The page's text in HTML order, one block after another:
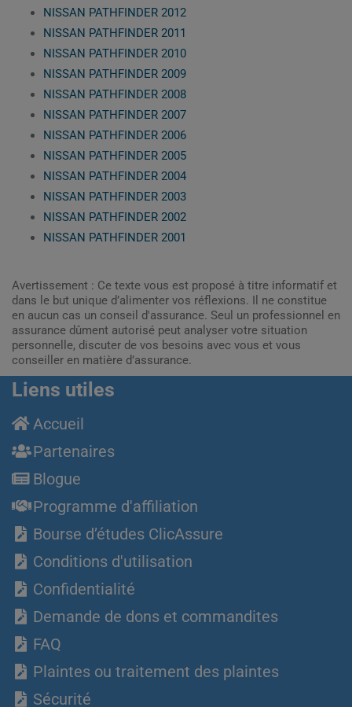
NISSAN PATHFINDER 2012
NISSAN PATHFINDER 2011
NISSAN PATHFINDER 2010
NISSAN PATHFINDER 2009
NISSAN PATHFINDER 2008
NISSAN PATHFINDER 2007
NISSAN PATHFINDER 2006
NISSAN PATHFINDER 2005
NISSAN PATHFINDER 2004
NISSAN PATHFINDER 2003
NISSAN PATHFINDER 2002
NISSAN PATHFINDER 2001
Avertissement : Ce texte vous est proposé à titre informatif et
dans le but unique d’alimenter vos réflexions. Il ne constitue
en aucun cas un conseil d'assurance. Seul un professionnel en
assurance dûment autorisé peut analyser votre situation
personnelle, discuter de vos besoins avec vous et vous
conseiller en matière d’assurance.
Liens utiles
Accueil
Partenaires
Blogue
Programme d'affiliation
Bourse d’études ClicAssure
Conditions d'utilisation
Confidentialité
Demande de dons et commandites
FAQ
Plaintes ou traitement des plaintes
Sécurité